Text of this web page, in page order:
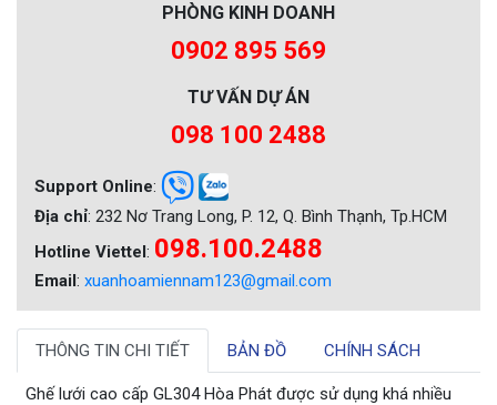
PHÒNG KINH DOANH
0902 895 569
TƯ VẤN DỰ ÁN
098 100 2488
Support Online:
Địa chỉ: 232 Nơ Trang Long, P. 12, Q. Bình Thạnh, Tp.HCM
Hotline Viettel: 098.100.2488
Email: xuanhoamiennam123@gmail.com
THÔNG TIN CHI TIẾT BẢN ĐỒ CHÍNH SÁCH
Ghế lưới cao cấp GL304 Hòa Phát được sử dụng khá nhiều